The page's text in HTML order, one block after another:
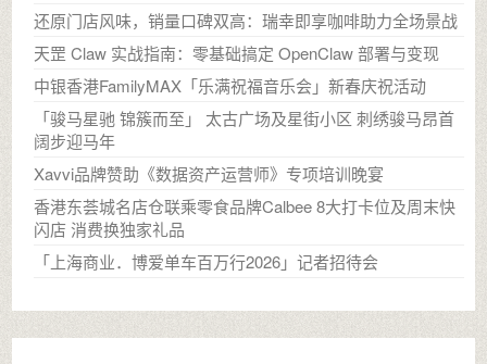
还原门店风味，销量口碑双高：瑞幸即享咖啡助力全场景战
天罡 Claw 实战指南：零基础搞定 OpenClaw 部署与变现
中银香港FamilyMAX「乐满祝福音乐会」新春庆祝活动
「骏马星驰 锦簇而至」 太古广场及星街小区 刺绣骏马昂首
阔步迎马年
Xavvi品牌赞助《数据资产运营师》专项培训晚宴
香港东荟城名店仓联乘零食品牌Calbee 8大打卡位及周末快
闪店 消费换独家礼品
「上海商业．博爱单车百万行2026」记者招待会